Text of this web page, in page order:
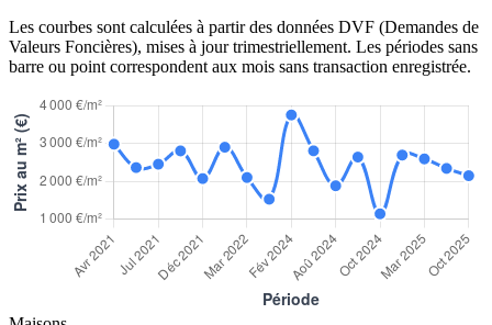
Les courbes sont calculées à partir des données DVF (Demandes de
Valeurs Foncières), mises à jour trimestriellement. Les périodes sans
barre ou point correspondent aux mois sans transaction enregistrée.